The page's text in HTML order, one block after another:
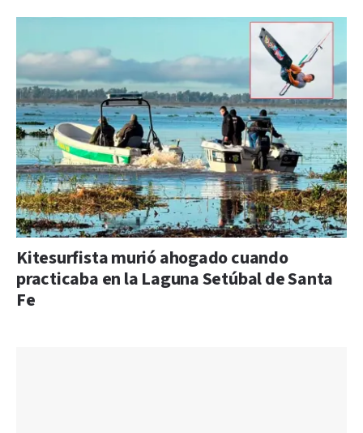
Kitesurfista murió ahogado cuando
practicaba en la Laguna Setúbal de Santa
Fe